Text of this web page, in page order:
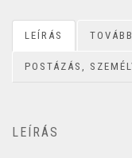
LEÍRÁS
POSTÁZÁS,
LEÍRÁS